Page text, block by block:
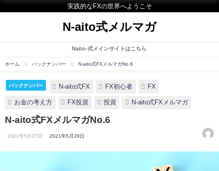
実践的なFXの世界へようこそ
N-aito式メルマガ
Naito-式メインサイトはこちら
ホーム バックナンバー N-aito式FXメルマガNo.6
バックナンバー N-aito式FX FX初心者 FX
お金の考え方 FX投資 投資 N-aito式FXメルマガ
N-aito式FXメルマガNo.6
2021年5月27日 2021年5月29日